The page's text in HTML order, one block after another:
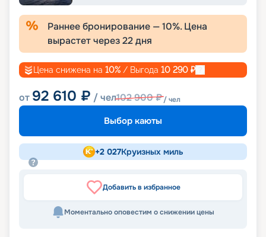
Раннее бронирование —10%. Цена
вырастет через22дня
Цена снижена на 10% / Выгода 10 290 ₽
от 92 610 ₽ / чел102 900₽/ чел
Выбор каюты
+2 027Круизных миль
Добавить в избранное
Моментально оповестим о снижении цены